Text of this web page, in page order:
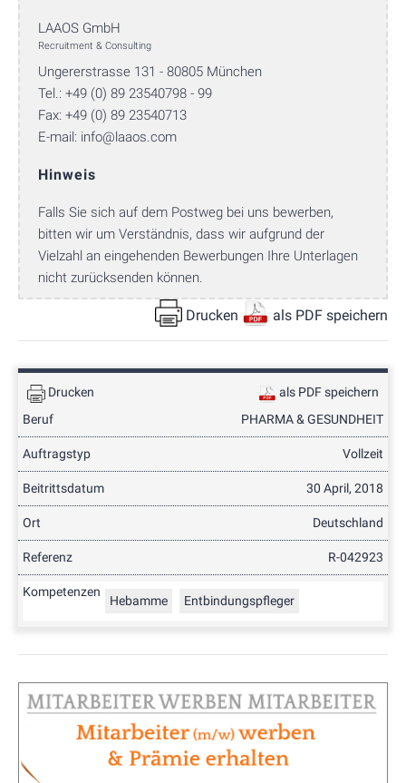
LAAOS GmbH
Recruitment & Consulting
Ungererstrasse 131 - 80805 München
Tel.: +49 (0) 89 23540798 - 99
Fax: +49 (0) 89 23540713
E-mail: info@laaos.com
Hinweis
Falls Sie sich auf dem Postweg bei uns bewerben,
bitten wir um Verständnis, dass wir aufgrund der
Vielzahl an eingehenden Bewerbungen Ihre Unterlagen
nicht zurücksenden können.
Drucken als PDF speichern
Drucken
als PDF speichern
Beruf
PHARMA & GESUNDHEIT
Auftragstyp Vollzeit
Beitrittsdatum 30 April, 2018
Ort Deutschland
Referenz R-042923
Kompetenzen
Hebamme Entbindungspfleger